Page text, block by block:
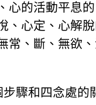
心的活動平息
、心定、心解
常、斷、無欲
驟和四念處的